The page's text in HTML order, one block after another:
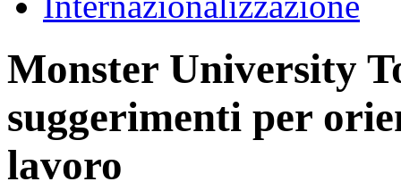
Monster University
suggerimenti per
lavoro